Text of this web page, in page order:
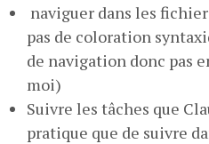
naviguer dans les
pas de coloration
de navigation donc pas
moi)
Suivre les tâches que
pratique que de suivre